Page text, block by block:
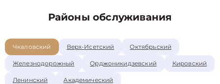
Районы обслуживания
Чкаловский Верх-Исетский Октябрьский
Железнодорожный Орджоникидзевский Кировский
Ленинский Академический